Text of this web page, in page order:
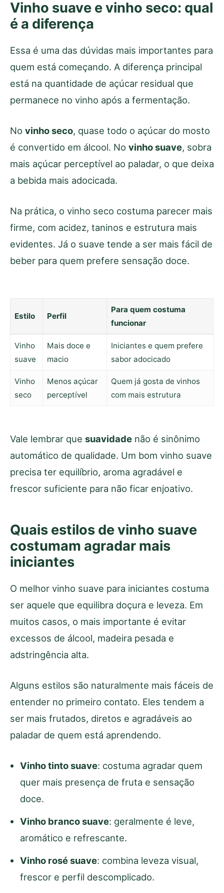
Vinho suave e vinho seco: qual
é a diferença
Essa é uma das dúvidas mais importantes para
quem está começando. A diferença principal
está na quantidade de açúcar residual que
permanece no vinho após a fermentação.
No vinho seco, quase todo o açúcar do mosto
é convertido em álcool. No vinho suave, sobra
mais açúcar perceptível ao paladar, o que deixa
a bebida mais adocicada.
Na prática, o vinho seco costuma parecer mais
firme, com acidez, taninos e estrutura mais
evidentes. Já o suave tende a ser mais fácil de
beber para quem prefere sensação doce.
Estilo Perfil
Para quem costuma
funcionar
Vinho
suave
Mais doce e
macio
Iniciantes e quem prefere
sabor adocicado
Vinho
seco
Menos açúcar
perceptível
Quem já gosta de vinhos
com mais estrutura
Vale lembrar que suavidade não é sinônimo
automático de qualidade. Um bom vinho suave
precisa ter equilíbrio, aroma agradável e
frescor suficiente para não ficar enjoativo.
Quais estilos de vinho suave
costumam agradar mais
iniciantes
O melhor vinho suave para iniciantes costuma
ser aquele que equilibra doçura e leveza. Em
muitos casos, o mais importante é evitar
excessos de álcool, madeira pesada e
adstringência alta.
Alguns estilos são naturalmente mais fáceis de
entender no primeiro contato. Eles tendem a
ser mais frutados, diretos e agradáveis ao
paladar de quem está aprendendo.
Vinho tinto suave: costuma agradar quem
quer mais presença de fruta e sensação
doce.
Vinho branco suave: geralmente é leve,
aromático e refrescante.
Vinho rosé suave: combina leveza visual,
frescor e perfil descomplicado.